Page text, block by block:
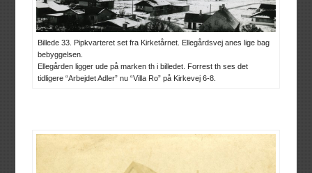
Billede 33. Pipkvarteret set fra Kirketårnet. Ellegårdsvej anes lige bag
bebyggelsen.
Ellegården ligger ude på marken th i billedet. Forrest th ses det
tidligere “Arbejdet Adler” nu “Villa Ro” på Kirkevej 6-8.